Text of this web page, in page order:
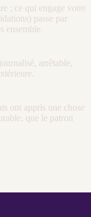
; ce qui engage votre
passe par
ensemble.
journalisé, arrêtable,
ont appris une chose
que le patron